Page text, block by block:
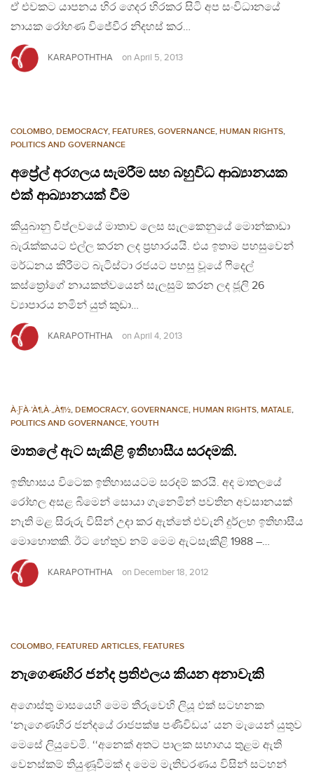
ඒ එවකට යාපනය හිර ගෙදර හිරකර සිටි අප සංවිධානයේ
නායක රෝහණ විජේවීර නිදහස් කර…
KARAPOTHTHA on April 5, 2013
COLOMBO, DEMOCRACY, FEATURES, GOVERNANCE, HUMAN RIGHTS,
POLITICS AND GOVERNANCE
අප්‍රේල් අරගලය සැමරීම සහ බහුවිධ ආඛ්‍යානයක
එක් ආඛ්‍යානයක් වීම
කියුබානු විප්ලවයේ මාතාව ලෙස සැලකෙනුයේ මොන්කාඩා
බැරැක්කයට එල්ල කරන ලද ප්‍රහාරයයි. එය ඉතාම පහසුවෙන්
මර්ධනය කිරීමට බැටිස්ටා රජයට පහසු වූයේ ෆිදෙල්
කස්ත්‍රෝගේ නායකත්වයෙන් සැලසුම් කරන ලද ජූලි 26
ව්‍යාපාරය නමින් යුත් කුඩා…
KARAPOTHTHA on April 4, 2013
À·ƑÀ·’À¶‚À·„À¶½, DEMOCRACY, GOVERNANCE, HUMAN RIGHTS, MATALE,
POLITICS AND GOVERNANCE, YOUTH
මාතලේ ඇට සැකිළි ඉතිහාසීය සරදමකි.
ඉතිහාසය විටෙක ඉතිහාසයටම සරදම් කරයි. අද මාතලයේ
රෝහල අසළ බිමෙන් සොයා ගැනෙමින් පවතින අවසානයක්
නැති මළ සිරුරු විසින් උදා කර ඇත්තේ එවැනි දුර්ලභ ඉතිහාසීය
මොහොතකි. ඊට හේතුව නම් මෙම ඇටසැකිළි 1988 –…
KARAPOTHTHA on December 18, 2012
COLOMBO, FEATURED ARTICLES, FEATURES
නැගෙණහිර ජන්ද ප‍්‍රතිඵලය කියන අනාවැකි
අගොස්තු මාසයෙහි මෙම තීරුවෙහි ලියූ එක් සටහනක
‘නැගෙණහිර ජන්දයේ රාජපක්ෂ පණිවිඩය’ යන මැයෙන් යුතුව
මෙසේ ලියුවෙමි. ‘‘අනෙක් අතට පාලක සභාගය තුළම ඇති
වෙනස්කම් තියුණූවීමක් ද මෙම මැතිවරණය විසින් සටහන්